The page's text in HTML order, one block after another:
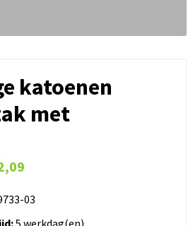
katoenen
met
03
5 werkdag(en)